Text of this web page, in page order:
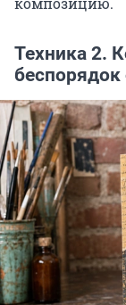
Техника 2.
беспорядок